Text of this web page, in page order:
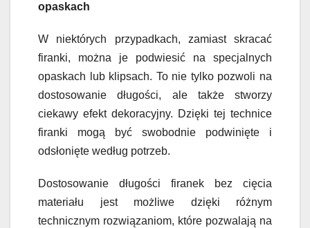
opaskach
W niektórych przypadkach, zamiast skracać
firanki, można je podwiesić na specjalnych
opaskach lub klipsach. To nie tylko pozwoli na
dostosowanie długości, ale także stworzy
ciekawy efekt dekoracyjny. Dzięki tej technice
firanki mogą być swobodnie podwinięte i
odsłonięte według potrzeb.
Dostosowanie długości firanek bez cięcia
materiału jest możliwe dzięki różnym
technicznym rozwiązaniom, które pozwalają na